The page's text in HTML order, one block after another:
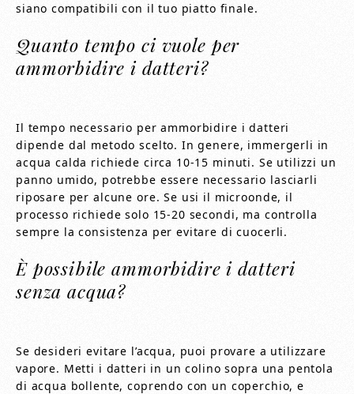
siano compatibili con il tuo piatto finale.
Quanto tempo ci vuole per
ammorbidire i datteri?
Il tempo necessario per ammorbidire i datteri
dipende dal metodo scelto. In genere, immergerli in
acqua calda richiede circa 10-15 minuti. Se utilizzi un
panno umido, potrebbe essere necessario lasciarli
riposare per alcune ore. Se usi il microonde, il
processo richiede solo 15-20 secondi, ma controlla
sempre la consistenza per evitare di cuocerli.
È possibile ammorbidire i datteri
senza acqua?
Se desideri evitare l’acqua, puoi provare a utilizzare
vapore. Metti i datteri in un colino sopra una pentola
di acqua bollente, coprendo con un coperchio, e